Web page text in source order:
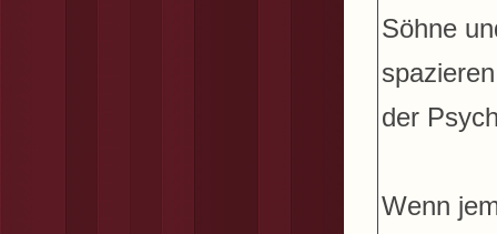
Söhne
der
Wenn